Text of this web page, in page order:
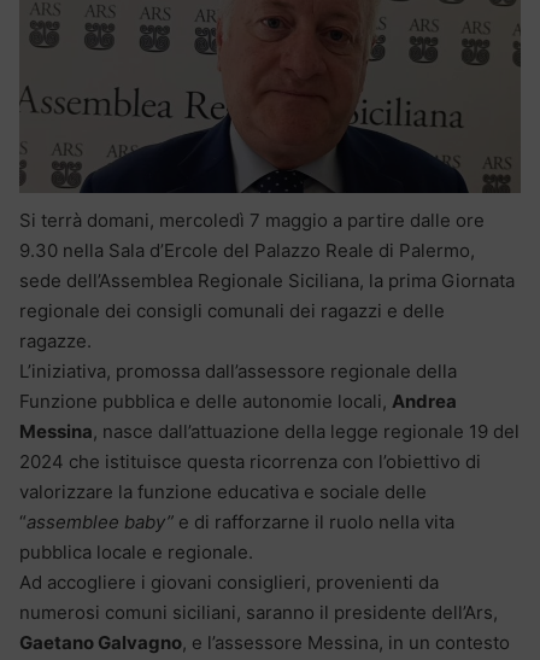
Si terrà domani, mercoledì 7 maggio a partire dalle ore
9.30 nella Sala d’Ercole del Palazzo Reale di Palermo,
sede dell’Assemblea Regionale Siciliana, la prima Giornata
regionale dei consigli comunali dei ragazzi e delle
ragazze.
L’iniziativa, promossa dall’assessore regionale della
Funzione pubblica e delle autonomie locali, Andrea
Messina, nasce dall’attuazione della legge regionale 19 del
2024 che istituisce questa ricorrenza con l’obiettivo di
valorizzare la funzione educativa e sociale delle
“assemblee baby” e di rafforzarne il ruolo nella vita
pubblica locale e regionale.
Ad accogliere i giovani consiglieri, provenienti da
numerosi comuni siciliani, saranno il presidente dell’Ars,
Gaetano Galvagno, e l’assessore Messina, in un contesto